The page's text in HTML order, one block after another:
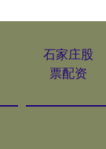
石家庄股
票配资